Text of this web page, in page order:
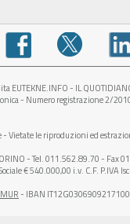
EUTEKNE.INFO - IL
- Numero registrazione 2/
Vietate le riproduzioni ed
- Tel. 011.562.89.70 - Fax
€ 540.000,00 i.v. C.F. P.IVA
- IBAN